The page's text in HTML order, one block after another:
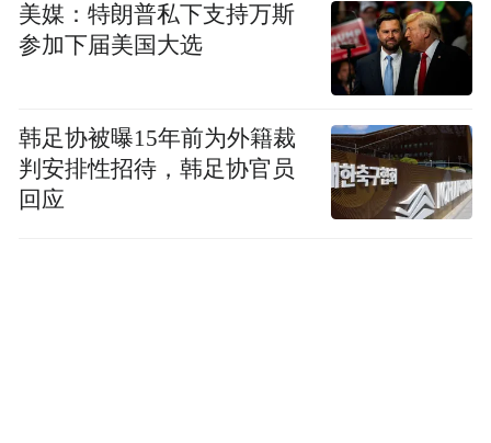
美媒：特朗普私下支持万斯
参加下届美国大选
韩足协被曝15年前为外籍裁
判安排性招待，韩足协官员
回应